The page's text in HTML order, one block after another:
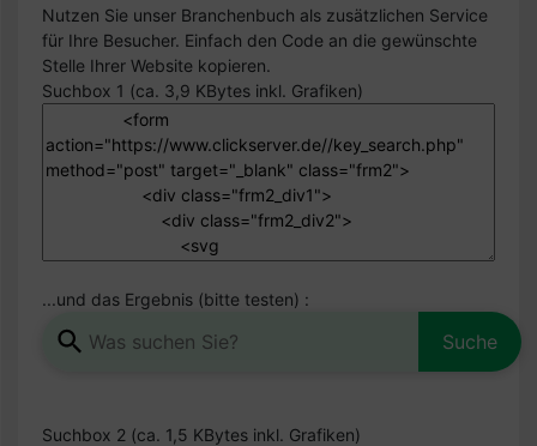
Nutzen Sie unser Branchenbuch als zusätzlichen Service
für Ihre Besucher. Einfach den Code an die gewünschte
Stelle Ihrer Website kopieren.
Suchbox 1 (ca. 3,9 KBytes inkl. Grafiken)
...und das Ergebnis (bitte testen) :
Suchbox 2 (ca. 1,5 KBytes inkl. Grafiken)